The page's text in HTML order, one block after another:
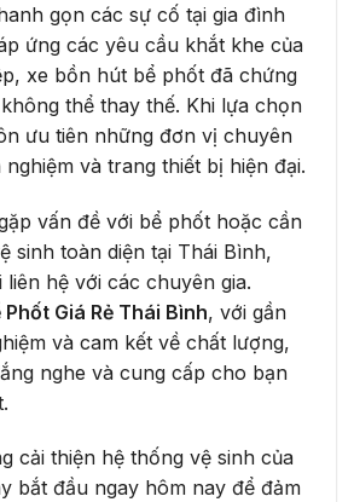
gọn các sự cố tại gia đình
ứng các yêu cầu khắt khe của
xe bồn hút bể phốt đã chứng
thể thay thế. Khi lựa chọn
ưu tiên những đơn vị chuyên
và trang thiết bị hiện đại.
vấn đề với bể phốt hoặc cần
sinh toàn diện tại Thái Bình,
liên hệ với các chuyên gia.
Giá Rẻ Thái Bình, với gần
và cam kết về chất lượng,
nghe và cung cấp cho bạn
cải thiện hệ thống vệ sinh của
bắt đầu ngay hôm nay để đảm